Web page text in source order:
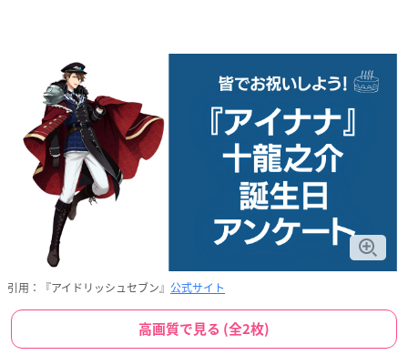
引用：『アイドリッシュセブン』 公式サイト
高画質で見る (全2枚)